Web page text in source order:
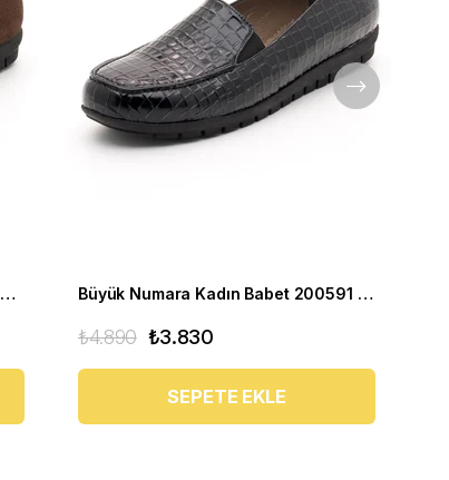
Büyük Numara Kadın ayakkabı 200591 Kahverengi Büyük Numara Kadın Babet 200591 siyah
₺3.830
₺4.890
SEPETE EKLE